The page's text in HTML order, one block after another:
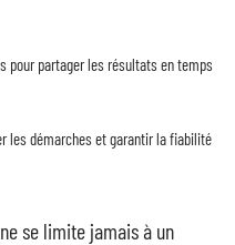
pour partager les résultats en temps
les démarches et garantir la fiabilité
ne se limite jamais à un